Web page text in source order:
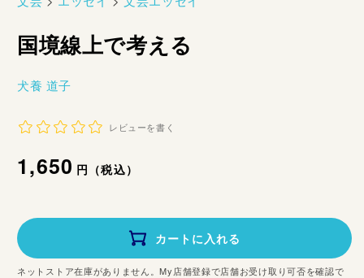
国境線上で考える
犬養 道子
レビューを書く
通
価
格
1,650円（税込）
カートに入れる
ネットストア在庫がありません。My店舗登録で店舗お受け取り可否を確認で